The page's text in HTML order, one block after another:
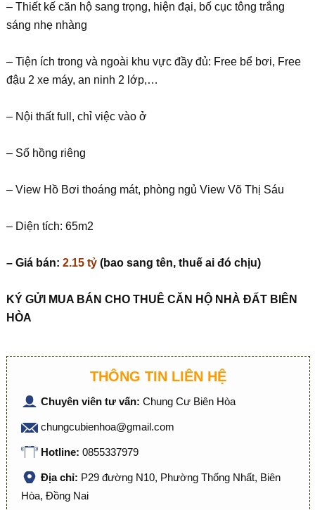
– Thiết kế căn hộ sang trọng, hiện đại, bố cục tông trắng
sáng nhẹ nhàng
– Tiện ích trong và ngoài khu vực đầy đủ: Free bể bơi, Free
đậu 2 xe máy, an ninh 2 lớp,…
– Nội thất full, chỉ việc vào ở
– Sổ hồng riêng
– View Hồ Bơi thoáng mát, phòng ngủ View Võ Thị Sáu
– Diện tích: 65m2
– Giá bán: 2.15 tỷ(bao sang tên, thuế ai đó chịu)
KÝ GỬI MUA BÁN CHO THUÊ CĂ N HỘNHÀ ĐẤT BIÊN
HÒA
THÔNG TIN LIÊN HỆ
Chuyên viên tư vấn: Chung Cư Biên Hòa
chungcubienhoa@gmail.com
Hotline: 0855337979
Địa chỉ: P29 đường N10, Phường Thống Nhất, Biên
Hòa, Đồng Nai